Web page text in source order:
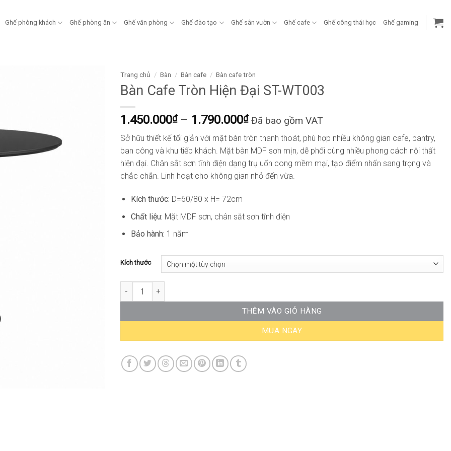
Ghế phòng khách Ghế phòng ăn Ghế văn phòng Ghế đào tạo Ghế sân vườn Ghế cafe Ghế công thái học Ghế gaming
Trang chủ / Bàn / Bàn cafe / Bàn cafe tròn
Bàn Cafe Tròn Hiện Đại ST-WT003
1.450.000₫ – 1.790.000₫Khoảng
giá:
từ
1.450.000₫
đến
1.790.000₫
Đã bao gồm VAT
Sở hữu thiết kế tối giản với mặt bàn tròn thanh thoát, phù hợp nhiều không gian cafe, pantry,
ban công và khu tiếp khách. Mặt bàn MDF sơn mịn, dễ phối cùng nhiều phong cách nội thất
hiện đại. Chân sắt sơn tĩnh điện dạng trụ uốn cong mềm mại, tạo điểm nhấn sang trọng và
chắc chắn. Linh hoạt cho không gian nhỏ đến vừa.
Kích thước: D=60/80 x H= 72cm
Chất liệu: Mặt MDF sơn, chân sắt sơn tĩnh điện
Bảo hành: 1 năm
Kích thước
Bàn Cafe Tròn Hiện Đại ST-WT003 số lượng
THÊM VÀO GIỎ HÀNG
MUA NGAY